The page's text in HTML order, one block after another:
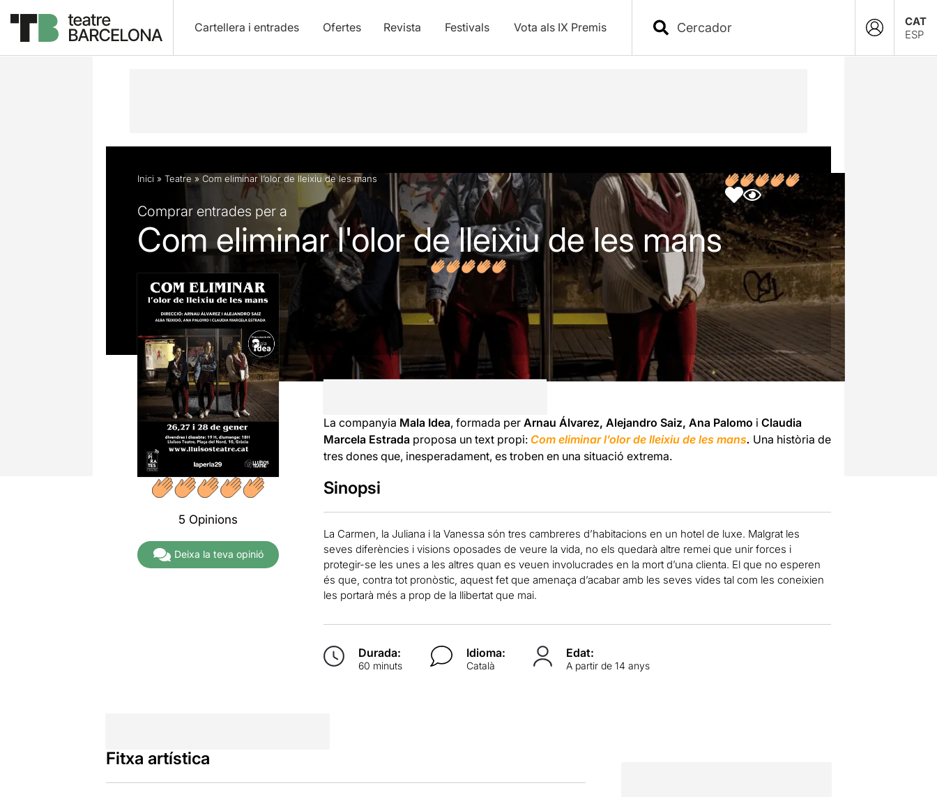
Cartellera i entrades Ofertes Revista Festivals Vota als IX Premis
CAT
ESP
Descripció Fitxa artística Opinions
Inici » Teatre » Com eliminar l’olor de lleixiu de les mans
Comprar entrades per a
Com eliminar l'olor de lleixiu de les mans
5 Opinions
Deixa la teva opinió
La companyia Mala Idea, formada per Arnau Álvarez, Alejandro Saiz, Ana Palomo i Claudia
Marcela Estrada proposa un text propi: Com eliminar l’olor de lleixiu de les mans. Una història de
tres dones que, inesperadament, es troben en una situació extrema.
Sinopsi
La Carmen, la Juliana i la Vanessa són tres cambreres d’habitacions en un hotel de luxe. Malgrat les
seves diferències i visions oposades de veure la vida, no els quedarà altre remei que unir forces i
protegir-se les unes a les altres quan es veuen involucrades en la mort d’una clienta. El que no esperen
és que, contra tot pronòstic, aquest fet que amenaça d’acabar amb les seves vides tal com les coneixien
les portarà més a prop de la llibertat que mai.
Durada:
60 minuts
Idioma:
Català
Edat:
A partir de 14 anys
Fitxa artística